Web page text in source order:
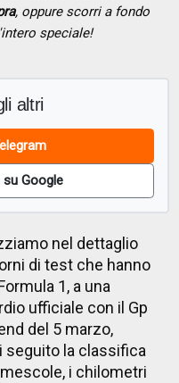
, oppure scorri a fondo
speciale!
altri
Google
nel dettaglio
di test che hanno
1, a una
ufficiale con il Gp
del 5 marzo,
seguito la classifica
i chilometri